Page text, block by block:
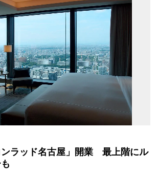
ラッド名古屋」開業 最上階にル